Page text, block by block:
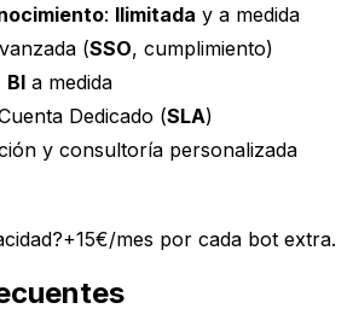
: Ilimitada y a medida
(SSO, cumplimiento)
BI a medida
Dedicado (SLA)
y consultoría personalizada
+15€/mes por cada bot extra.